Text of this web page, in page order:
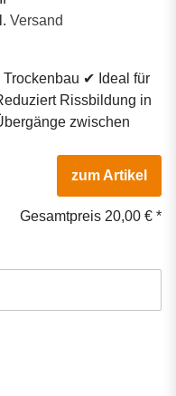
Versand
✔ Ideal für
Rissbildung in
zwischen
zum Artikel
Gesamtpreis 20,00 € *